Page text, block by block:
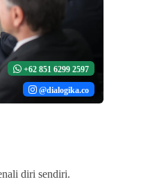
+62 851 6299 2597
@dialogika.co
diri sendiri.